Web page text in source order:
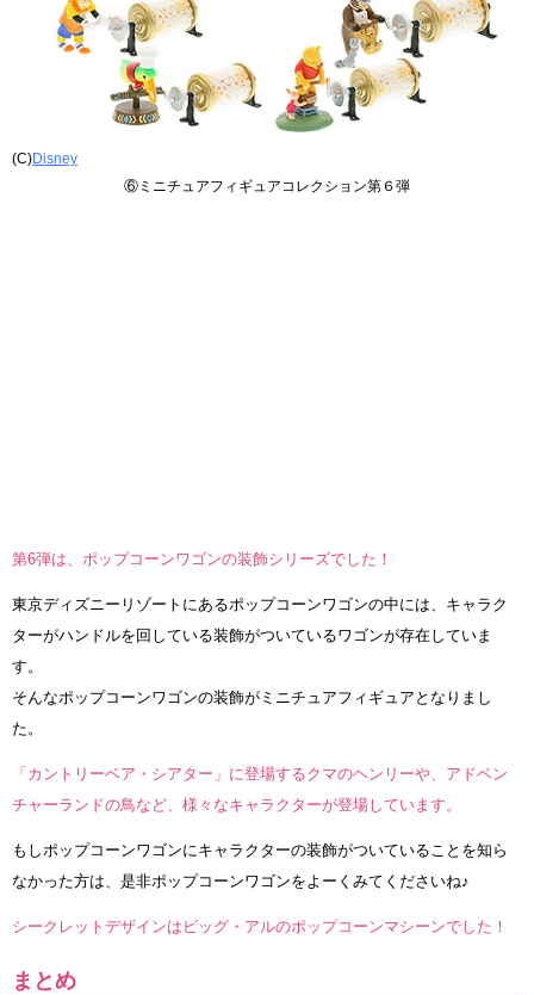
(C)Disney
⑥ミニチュアフィギュアコレクション第６弾
第6弾は、ポップコーンワゴンの装飾シリーズでした！
東京ディズニーリゾートにあるポップコーンワゴンの中には、キャラク
ターがハンドルを回している装飾がついているワゴンが存在していま
す。
そんなポップコーンワゴンの装飾がミニチュアフィギュアとなりまし
た。
「カントリーベア・シアター」に登場するクマのヘンリーや、アドベン
チャーランドの鳥など、様々なキャラクターが登場しています。
もしポップコーンワゴンにキャラクターの装飾がついていることを知ら
なかった方は、是非ポップコーンワゴンをよーくみてくださいね♪
シークレットデザインはビッグ・アルのポップコーンマシーンでした！
まとめ